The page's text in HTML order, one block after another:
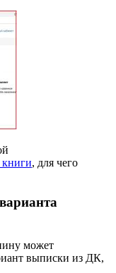
, для чего
может
выписки из ДК,